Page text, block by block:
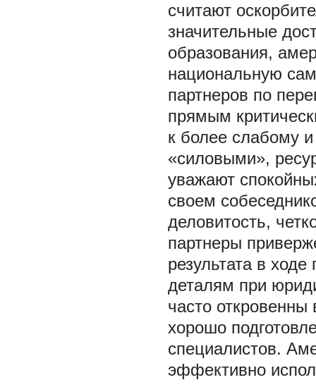
считают
значительные
образования,
национальную
партнеров по
прямым
к более слабому
«силовыми»,
уважают
своем
деловитость,
партнеры
результата в
деталям при
часто
хорошо
специалистов.
эффективно